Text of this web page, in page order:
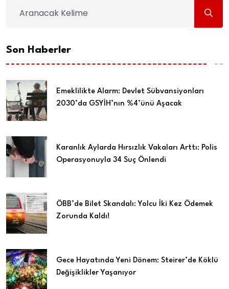
Son Haberler
Emeklilikte Alarm: Devlet Sübvansiyonları
2030’da GSYİH’nın %4’ünü Aşacak
Karanlık Aylarda Hırsızlık Vakaları Arttı: Polis
Operasyonuyla 34 Suç Önlendi
ÖBB’de Bilet Skandalı: Yolcu İki Kez Ödemek
Zorunda Kaldı!
Gece Hayatında Yeni Dönem: Steirer’de Köklü
Değişiklikler Yaşanıyor